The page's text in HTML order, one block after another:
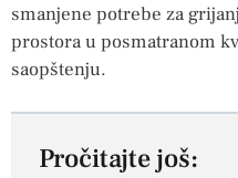
smanjene potrebe za
prostora u posmatranom
saopštenju.
Pročitajte još: